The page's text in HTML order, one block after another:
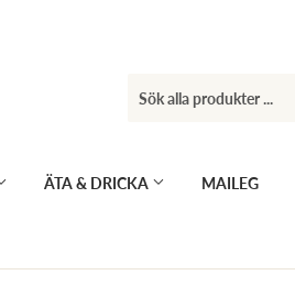
ÄTA & DRICKA MAILEG